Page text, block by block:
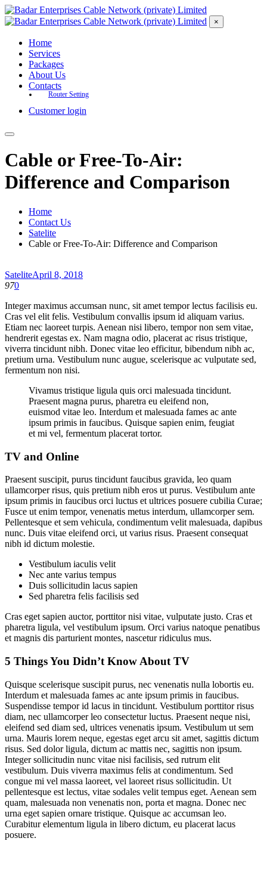
×
Home
Services
Packages
About Us
Contacts
Router Setting
Customer login
Cable or Free-To-Air:
Difference and Comparison
Home
Contact Us
Satelite
Cable or Free-To-Air: Difference and Comparison
SateliteApril 8, 2018
970
Integer maximus accumsan nunc, sit amet tempor lectus facilisis eu.
Cras vel elit felis. Vestibulum convallis ipsum id aliquam varius.
Etiam nec laoreet turpis. Aenean nisi libero, tempor non sem vitae,
hendrerit egestas ex. Nam magna odio, placerat ac risus tristique,
viverra tincidunt nibh. Donec vitae leo efficitur, bibendum nibh ac,
pretium urna. Vestibulum nunc augue, scelerisque ac vulputate sed,
fermentum non nisi.
Vivamus tristique ligula quis orci malesuada tincidunt.
Praesent magna purus, pharetra eu eleifend non,
euismod vitae leo. Interdum et malesuada fames ac ante
ipsum primis in faucibus. Quisque sapien enim, feugiat
et mi vel, fermentum placerat tortor.
TV and Online
Praesent suscipit, purus tincidunt faucibus gravida, leo quam
ullamcorper risus, quis pretium nibh eros ut purus. Vestibulum ante
ipsum primis in faucibus orci luctus et ultrices posuere cubilia Curae;
Fusce ut enim tempor, venenatis metus interdum, ullamcorper sem.
Pellentesque et sem vehicula, condimentum velit malesuada, dapibus
nunc. Duis vitae eleifend orci, ut varius risus. Praesent consequat
nibh id dictum molestie.
Vestibulum iaculis velit
Nec ante varius tempus
Duis sollicitudin lacus sapien
Sed pharetra felis facilisis sed
Cras eget sapien auctor, porttitor nisi vitae, vulputate justo. Cras et
pharetra ligula, vel vestibulum ipsum. Orci varius natoque penatibus
et magnis dis parturient montes, nascetur ridiculus mus.
5 Things You Didn’t Know About TV
Quisque scelerisque suscipit purus, nec venenatis nulla lobortis eu.
Interdum et malesuada fames ac ante ipsum primis in faucibus.
Suspendisse tempor id lacus in tincidunt. Vestibulum porttitor risus
diam, nec ullamcorper leo consectetur luctus. Praesent neque nisi,
eleifend sed diam sed, ultrices venenatis ipsum. Vestibulum ut sem
urna. Mauris lorem neque, egestas eget arcu sit amet, sagittis dictum
risus. Sed dolor ligula, dictum ac mattis nec, sagittis non ipsum.
Integer sollicitudin nunc vitae nisi facilisis, sed rutrum elit
vestibulum. Duis viverra maximus felis at condimentum. Sed
congue mi vel massa laoreet, vel laoreet risus sollicitudin. Ut
pellentesque est lectus, vitae sodales velit tempus eget. Aenean sem
quam, malesuada non venenatis non, porta et magna. Donec nec
urna eget sapien ornare tristique. Quisque ac accumsan leo.
Curabitur elementum ligula in libero dictum, eu placerat lacus
posuere.